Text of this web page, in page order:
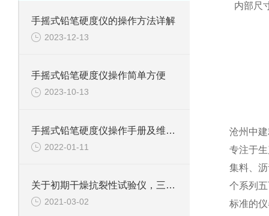
手摇式铅笔硬度仪的操作方法详解
2023-12-13
手摇式铅笔硬度仪操作简单方便
2023-10-13
手摇式铅笔硬度仪操作手册及维护方法
2022-01-11
关于初期干燥抗裂性试验仪，三分钟您就懂
2021-03-02
内部尺
沧州中
专注于
集料、
个系列
标准的